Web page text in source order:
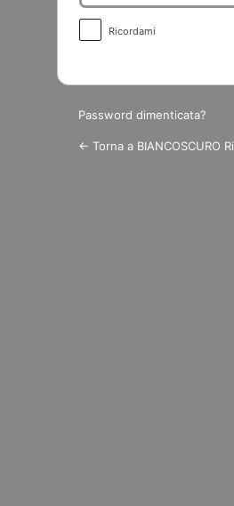
Ricordami
Password dimenticata?
← Torna a BIANCOSCURO